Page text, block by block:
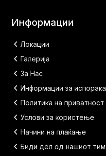
Информации
Локации
Галерија
За Нас
Информации за испорака
Политика на приватност
Услови за користење
Начини на плаќање
Биди дел од нашиот тим